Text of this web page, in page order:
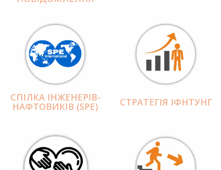
СПІЛКА ІНЖЕНЕРІВ-
НАФТОВИКІВ (SPE) СТРАТЕГІЯ ІФНТУНГ